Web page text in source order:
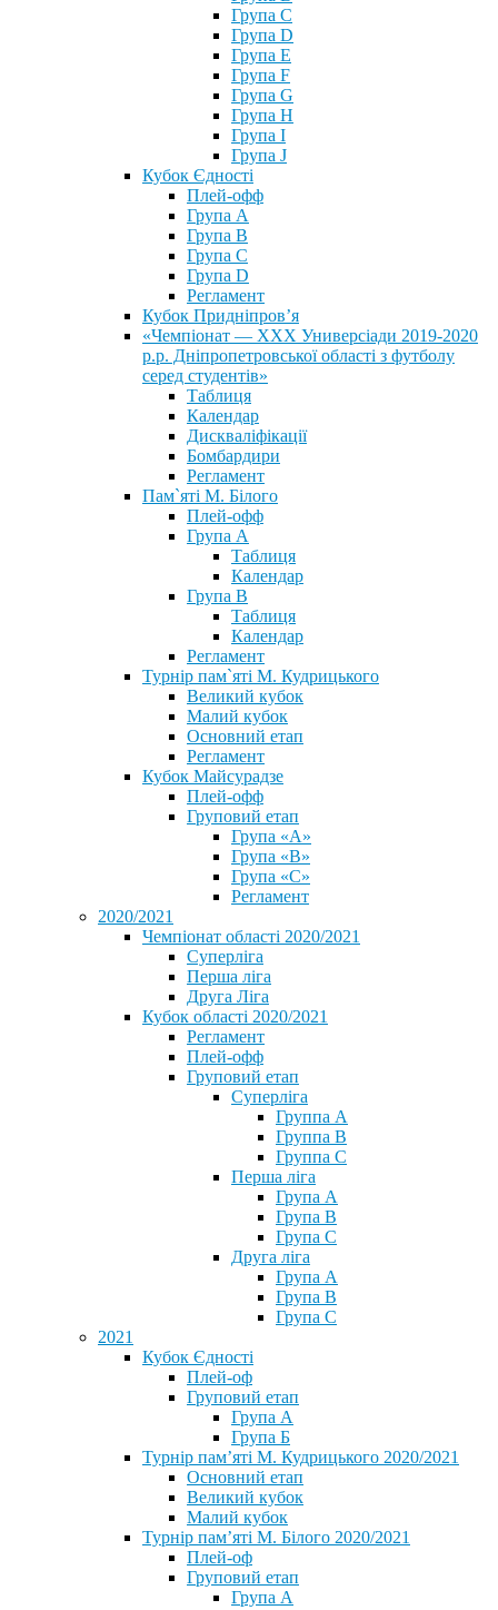
Група C
Група D
Група E
Група F
Група G
Група H
Група I
Група J
Кубок Єдності
Плей-офф
Група А
Група В
Група С
Група D
Регламент
Кубок Придніпров’я
«Чемпіонат — ХХХ Универсіади 2019-2020
р.р. Дніпропетровської області з футболу
серед студентів»
Таблиця
Календар
Дискваліфікації
Бомбардири
Регламент
Пам`яті М. Білого
Плей-офф
Група А
Таблиця
Календар
Група В
Таблиця
Календар
Регламент
Турнір пам`яті М. Кудрицького
Великий кубок
Малий кубок
Основний етап
Регламент
Кубок Майсурадзе
Плей-офф
Груповий етап
Група «А»
Група «B»
Група «C»
Регламент
2020/2021
Чемпіонат області 2020/2021
Суперліга
Перша ліга
Друга Ліга
Кубок області 2020/2021
Регламент
Плей-офф
Груповий етап
Суперліга
Группа A
Группа B
Группа C
Перша ліга
Група A
Група B
Група C
Друга ліга
Група A
Група B
Група C
2021
Кубок Єдності
Плей-оф
Груповий етап
Група А
Група Б
Турнір пам’яті М. Кудрицького 2020/2021
Основний етап
Великий кубок
Малий кубок
Турнір пам’яті М. Білого 2020/2021
Плей-оф
Груповий етап
Група А